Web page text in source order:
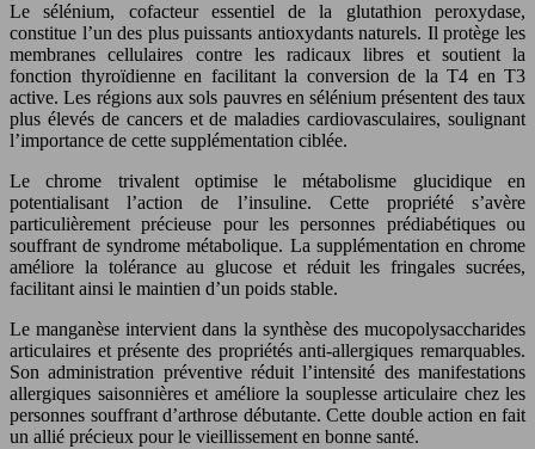
Le sélénium, cofacteur essentiel de la glutathion peroxydase,
constitue l’un des plus puissants antioxydants naturels. Il protège les
membranes cellulaires contre les radicaux libres et soutient la
fonction thyroïdienne en facilitant la conversion de la T4 en T3
active. Les régions aux sols pauvres en sélénium présentent des taux
plus élevés de cancers et de maladies cardiovasculaires, soulignant
l’importance de cette supplémentation ciblée.
Le chrome trivalent optimise le métabolisme glucidique en
potentialisant l’action de l’insuline. Cette propriété s’avère
particulièrement précieuse pour les personnes prédiabétiques ou
souffrant de syndrome métabolique. La supplémentation en chrome
améliore la tolérance au glucose et réduit les fringales sucrées,
facilitant ainsi le maintien d’un poids stable.
Le manganèse intervient dans la synthèse des mucopolysaccharides
articulaires et présente des propriétés anti-allergiques remarquables.
Son administration préventive réduit l’intensité des manifestations
allergiques saisonnières et améliore la souplesse articulaire chez les
personnes souffrant d’arthrose débutante. Cette double action en fait
un allié précieux pour le vieillissement en bonne santé.